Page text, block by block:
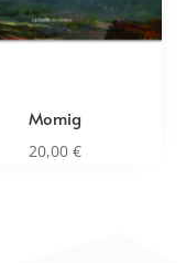
Momig
20,00 €